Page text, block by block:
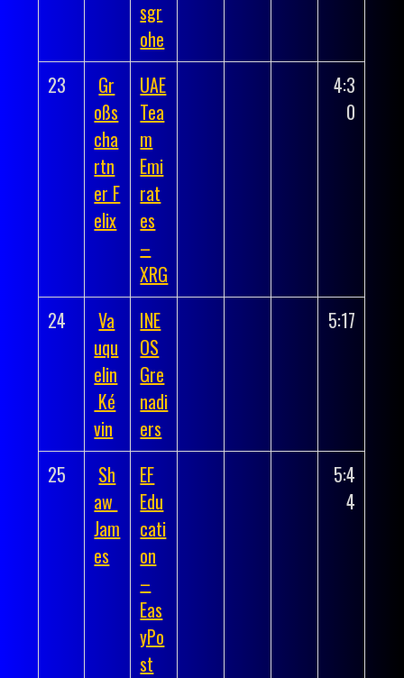
sgr
ohe
23
Gr
oßs
cha
rtn
er F
elix
UAE
Tea
m
Emi
rat
es
–
XRG
4:3
0
24
Va
uqu
elin
Ké
vin
INE
OS
Gre
nadi
ers
5:17
25
Sh
aw
Jam
es
EF
Edu
cati
on
–
Eas
yPo
st
5:4
4